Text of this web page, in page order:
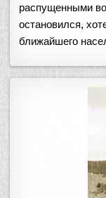
распущенными
остановился,
ближайшего